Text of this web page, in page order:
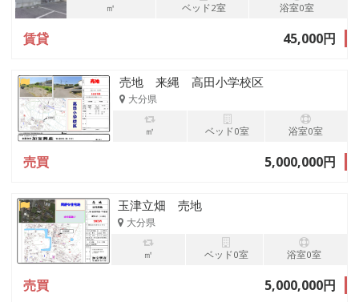
㎡ ベッド2室 浴室0室
賃貸 45,000円
売地 来縄 高田小学校区
大分県
㎡ ベッド0室 浴室0室
売買 5,000,000円
玉津立畑 売地
大分県
㎡ ベッド0室 浴室0室
売買 5,000,000円